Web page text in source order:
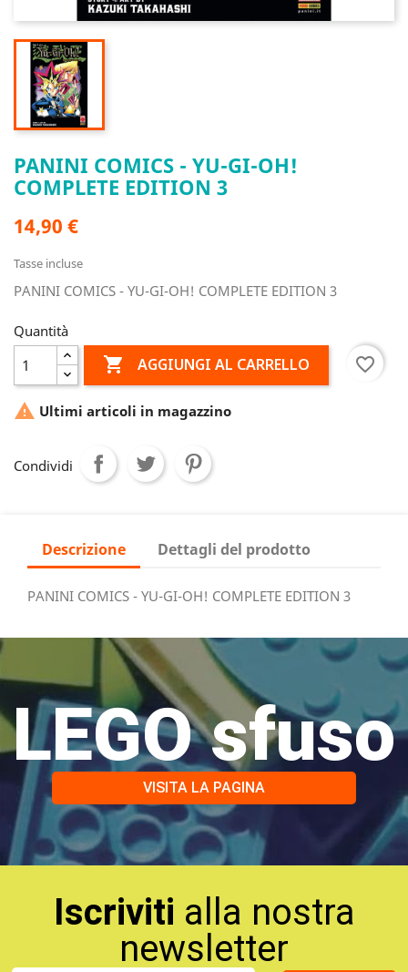
PANINI COMICS - YU-GI-OH!
COMPLETE EDITION 3
14,90 €
Tasse incluse
PANINI COMICS - YU-GI-OH! COMPLETE EDITION 3
Quantità
 AGGIUNGI AL CARRELLO favorite_border
 Ultimi articoli in magazzino
Condividi
Descrizione Dettagli del prodotto
PANINI COMICS - YU-GI-OH! COMPLETE EDITION 3
LEGO sfuso
VISITA LA PAGINA
Iscriviti alla nostra
newsletter